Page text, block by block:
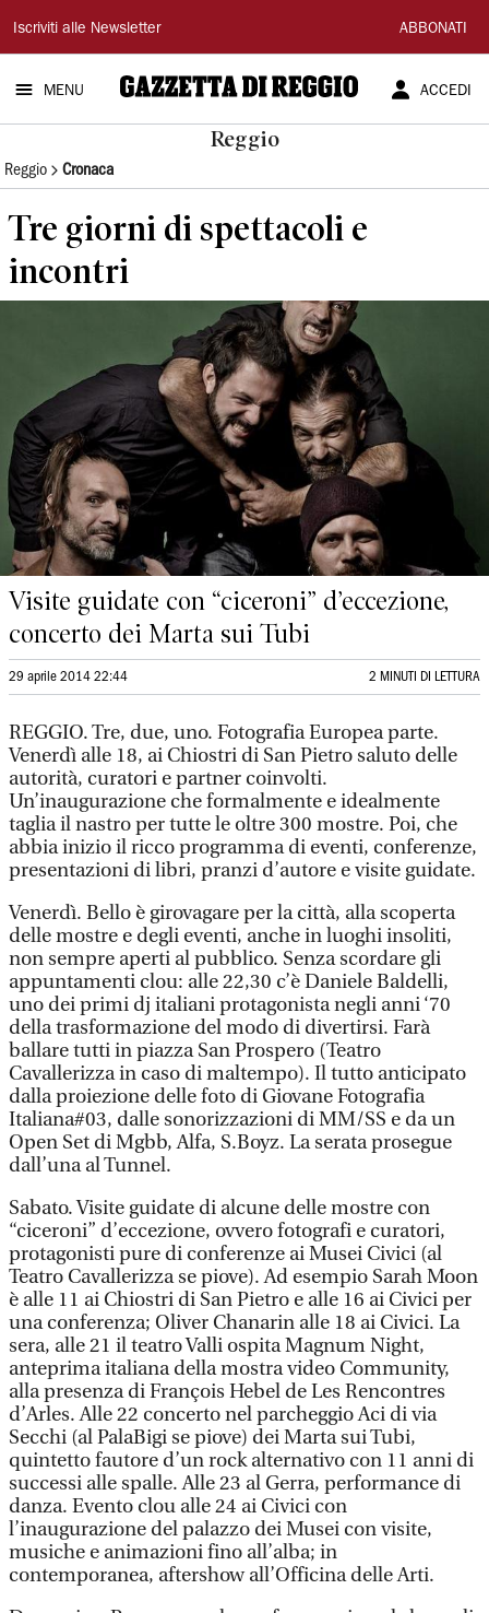
Gazzetta
di
Reggio
Iscriviti alle Newsletter ABBONATI
MENU ACCEDI
Reggio
Reggio Cronaca
Tre giorni di spettacoli e
incontri
Visite guidate con “ciceroni” d’eccezione,
concerto dei Marta sui Tubi
29 aprile 2014 22:44 2 MINUTI DI LETTURA
REGGIO. Tre, due, uno. Fotografia Europea parte.
Venerdì alle 18, ai Chiostri di San Pietro saluto delle
autorità, curatori e partner coinvolti.
Un’inaugurazione che formalmente e idealmente
taglia il nastro per tutte le oltre 300 mostre. Poi, che
abbia inizio il ricco programma di eventi, conferenze,
presentazioni di libri, pranzi d’autore e visite guidate.
Venerdì. Bello è girovagare per la città, alla scoperta
delle mostre e degli eventi, anche in luoghi insoliti,
non sempre aperti al pubblico. Senza scordare gli
appuntamenti clou: alle 22,30 c’è Daniele Baldelli,
uno dei primi dj italiani protagonista negli anni ‘70
della trasformazione del modo di divertirsi. Farà
ballare tutti in piazza San Prospero (Teatro
Cavallerizza in caso di maltempo). Il tutto anticipato
dalla proiezione delle foto di Giovane Fotografia
Italiana#03, dalle sonorizzazioni di MM/SS e da un
Open Set di Mgbb, Alfa, S.Boyz. La serata prosegue
dall’una al Tunnel.
Sabato. Visite guidate di alcune delle mostre con
“ciceroni” d’eccezione, ovvero fotografi e curatori,
protagonisti pure di conferenze ai Musei Civici (al
Teatro Cavallerizza se piove). Ad esempio Sarah Moon
è alle 11 ai Chiostri di San Pietro e alle 16 ai Civici per
una conferenza; Oliver Chanarin alle 18 ai Civici. La
sera, alle 21 il teatro Valli ospita Magnum Night,
anteprima italiana della mostra video Community,
alla presenza di François Hebel de Les Rencontres
d’Arles. Alle 22 concerto nel parcheggio Aci di via
Secchi (al PalaBigi se piove) dei Marta sui Tubi,
quintetto fautore d’un rock alternativo con 11 anni di
successi alle spalle. Alle 23 al Gerra, performance di
danza. Evento clou alle 24 ai Civici con
l’inaugurazione del palazzo dei Musei con visite,
musiche e animazioni fino all’alba; in
contemporanea, aftershow all’Officina delle Arti.